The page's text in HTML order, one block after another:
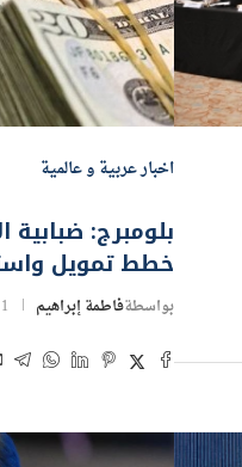
اخبار عربية و عالمية
بلومبرج: ضبابية
خطط تمويل واستحواذ بـ
بواسطةفاطمة إبراهيم 1 أغسطس 2022 | 1:52 م